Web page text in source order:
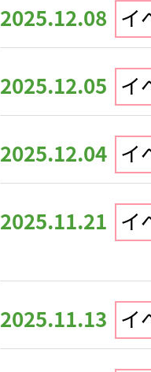
2025.12.08 イ
2025.12.05 イ
2025.12.04 イ
2025.11.21 イ
2025.11.13 イ